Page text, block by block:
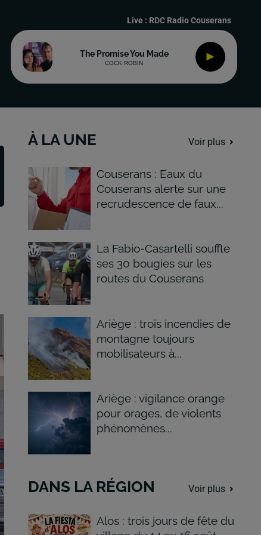
Live : RDC Radio Couserans
The Promise You Made
COCK ROBIN
À LA UNE Voir plus
Couserans : Eaux du
Couserans alerte sur une
recrudescence de faux...
La Fabio-Casartelli souffle
ses 30 bougies sur les
routes du Couserans
Ariège : trois incendies de
montagne toujours
mobilisateurs à...
Ariège : vigilance orange
pour orages, de violents
phénomènes...
DANS LA RÉGION Voir plus
Alos : trois jours de fête du